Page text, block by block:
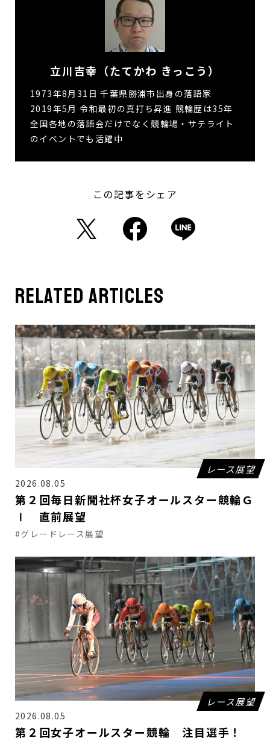
立川吉幸（たてかわ きっこう）
1973年8月31日 千葉県勝浦市出身の落語家
2019年5月 令和最初の真打ち昇進 競輪歴は35年
全国各地の落語会だけでなく競輪場・サテライト
のイベントでも活躍中
この記事をシェア
related articles
レース展望
2026.08.05
第２回毎日新聞社杯女子オールスター競輪Ｇ
Ⅰ 直前展望
#グレードレース展望
レース展望
2026.08.05
第２回女子オールスター競輪 注目選手！